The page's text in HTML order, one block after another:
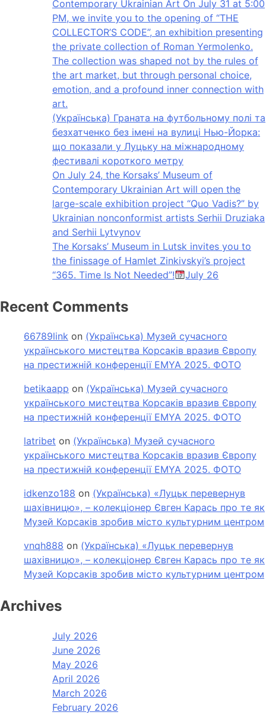
Contemporary Ukrainian Art On July 31 at 5:00
PM, we invite you to the opening of “THE
COLLECTOR’S CODE”, an exhibition presenting
the private collection of Roman Yermolenko.
The collection was shaped not by the rules of
the art market, but through personal choice,
emotion, and a profound inner connection with
art.
(Українська) Граната на футбольному полі та
безхатченко без імені на вулиці Нью-Йорка:
що показали у Луцьку на міжнародному
фестивалі короткого метру
On July 24, the Korsaks’ Museum of
Contemporary Ukrainian Art will open the
large-scale exhibition project “Quo Vadis?” by
Ukrainian nonconformist artists Serhii Druziaka
and Serhii Lytvynov
The Korsaks’ Museum in Lutsk invites you to
the finissage of Hamlet Zinkivskyi’s project
“365. Time Is Not Needed”!
July 26
Recent Comments
66789link on (Українська) Музей сучасного
українського мистецтва Корсаків вразив Європу
на престижній конференції EMYA 2025. ФОТО
betikaapp on (Українська) Музей сучасного
українського мистецтва Корсаків вразив Європу
на престижній конференції EMYA 2025. ФОТО
latribet on (Українська) Музей сучасного
українського мистецтва Корсаків вразив Європу
на престижній конференції EMYA 2025. ФОТО
idkenzo188 on (Українська) «Луцьк перевернув
шахівницю», – колекціонер Євген Карась про те як
Музей Корсаків зробив місто культурним центром
vnqh888 on (Українська) «Луцьк перевернув
шахівницю», – колекціонер Євген Карась про те як
Музей Корсаків зробив місто культурним центром
Archives
July 2026
June 2026
May 2026
April 2026
March 2026
February 2026